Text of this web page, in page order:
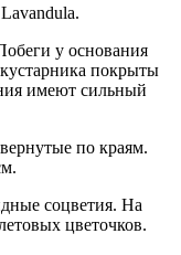
у основания
покрыты
имеют сильный
по краям.
соцветия. На
цветочков.